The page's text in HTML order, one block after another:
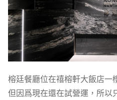
榕廷餐廳位在禧榕軒大飯店一
但因爲現在還在試營運，所以